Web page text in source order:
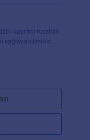
kaydını tutabilir
sağlayabilirsiniz.